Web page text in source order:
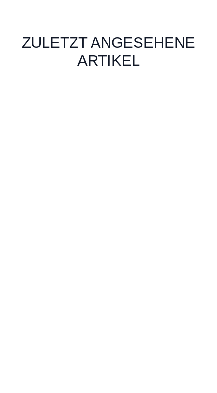
ZULETZT ANGESEHENE
ARTIKEL